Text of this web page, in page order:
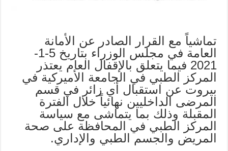
تماشياً مع القرار الصادر عن الأمانة
العامة في مجلس الوزراء بتاريخ 5-1-
2021 فيما يتعلق بالإقفال العام يعتذر
المركز الطبي في الجامعة الأميركية في
بيروت عن استقبال أي زائر في قسم
المرضى الداخليين نهائياً خلال الفترة
المقبلة وذلك بما يتماشى مع سياسة
المركز الطبي في المحافظة على صحة
المريض والجسم الطبي والإداري.